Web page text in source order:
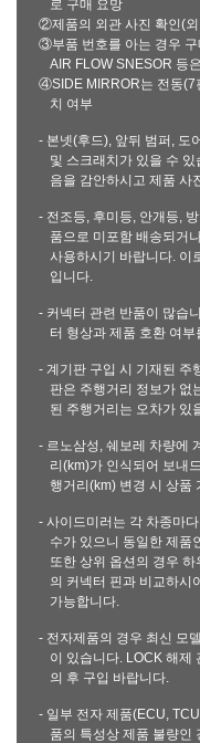
로 구매 요망
②제품의 외관 사진 확인(
③부품 번호를 아는 경우 구
AIR FLOW SNESOR 등
④SIDE MIRROR는 전동(7
치 여부
- 본넷(후드), 앞뒤 범퍼, 도
및 스크래치가 있을 수
음을 감안하시고 제품 사
- 전조등, 후미등, 안개등,
품으로 미포함 배송되거
사용하시기 바랍니다. 이
입니다.
- 커넥터 관련 반품이 많습
터 형상과 제품 호환 여
- 계기판 구입 시 기재된 주
판은 주행거리 정보가 없
된 주행거리는 오차가 있
- 르노삼성, 쉐보레 차량에
리(km)가 인식되어 보내
행거리(km) 변경 시 상품
- 사이드미러는 각 차종마
수가 있으니 동일한 제품
또한 상위 옵션의 경우
의 커넥터 핀과 비교하시
가능합니다.
- 전자제품의 경우 최신 모
이 있습니다. LOCK 해제
의 후 구입 바랍니다.
- 일부 전자 제품(ECU,
품의 특성상 제품 불량인